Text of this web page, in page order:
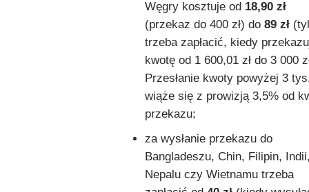
Węgry kosztuje od 18,90 zł
(przekaz do 400 zł) do 89 zł
trzeba zapłacić, kiedy
kwotę od 1 600,01 zł do 3 000
Przesłanie kwoty powyżej 3
wiąże się z prowizją 3,5% od
przekazu;
za wysłanie przekazu do
Bangladeszu, Chin, Filipin,
Nepalu czy Wietnamu trzeba